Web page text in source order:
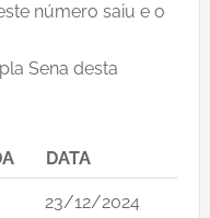
número saiu e o
Sena desta
DATA
23/12/2024